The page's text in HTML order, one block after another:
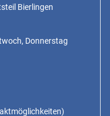
Bierlingen
Donnerstag